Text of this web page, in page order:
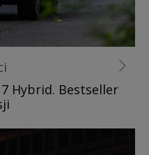
7 Hybrid. Bestseller